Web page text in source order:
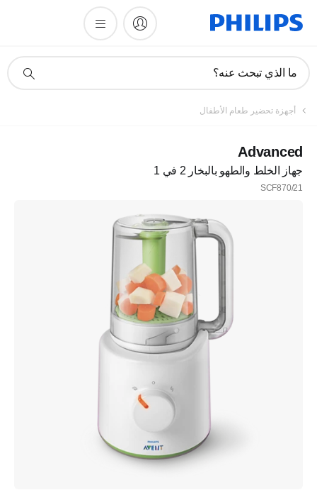
دعم
ما الذي تبحث عنه؟
تسجيل
تسجيل
أجهزة تحضير طعام الأطفال
Advanced
جهاز الخلط والطهو بالبخار 2 في 1
SCF870/21